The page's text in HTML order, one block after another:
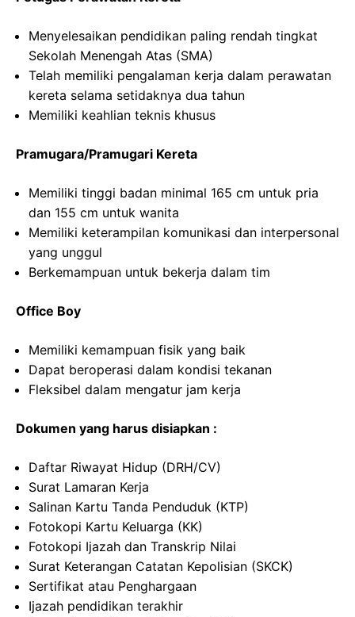
Menyelesaikan pendidikan paling rendah tingkat
Sekolah Menengah Atas (SMA)
Telah memiliki pengalaman kerja dalam perawatan
kereta selama setidaknya dua tahun
Memiliki keahlian teknis khusus
Pramugara/Pramugari Kereta
Memiliki tinggi badan minimal 165 cm untuk pria
dan 155 cm untuk wanita
Memiliki keterampilan komunikasi dan interpersonal
yang unggul
Berkemampuan untuk bekerja dalam tim
Office Boy
Memiliki kemampuan fisik yang baik
Dapat beroperasi dalam kondisi tekanan
Fleksibel dalam mengatur jam kerja
Dokumen yang harus disiapkan :
Daftar Riwayat Hidup (DRH/CV)
Surat Lamaran Kerja
Salinan Kartu Tanda Penduduk (KTP)
Fotokopi Kartu Keluarga (KK)
Fotokopi Ijazah dan Transkrip Nilai
Surat Keterangan Catatan Kepolisian (SKCK)
Sertifikat atau Penghargaan
Ijazah pendidikan terakhir